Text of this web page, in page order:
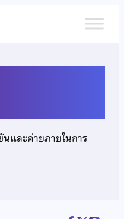
และค่ายภายในการ